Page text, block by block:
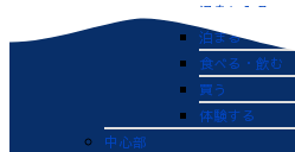
温泉に入る
泊まる
食べる・飲む
買う
体験する
中心部